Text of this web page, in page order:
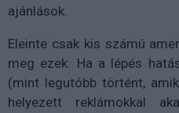
ajánlások.
Eleinte csak kis számú
meg ezek. Ha a lépés
(mint legutóbb történt,
helyezett reklámokkal